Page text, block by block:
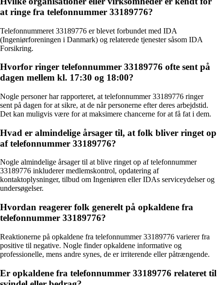
at ringe fra telefonnummer 33189776?
Telefonnummeret 33189776 er blevet forbundet med IDA
(Ingeniørforeningen i Danmark) og relaterede tjenester såsom IDA
Forsikring.
Hvorfor ringer telefonnummer 33189776 ofte sent på
dagen mellem kl. 17:30 og 18:00?
Nogle personer har rapporteret, at telefonnummer 33189776 ringer
sent på dagen for at sikre, at de når personerne efter deres arbejdstid.
Det kan muligvis være for at maksimere chancerne for at få fat i dem.
Hvad er almindelige årsager til, at folk bliver ringet op
af telefonnummer 33189776?
Nogle almindelige årsager til at blive ringet op af telefonnummer
33189776 inkluderer medlemskontrol, opdatering af
kontaktoplysninger, tilbud om Ingeniøren eller IDAs serviceydelser og
undersøgelser.
Hvordan reagerer folk generelt på opkaldene fra
telefonnummer 33189776?
Reaktionerne på opkaldene fra telefonnummer 33189776 varierer fra
positive til negative. Nogle finder opkaldene informative og
professionelle, mens andre synes, de er irriterende eller påtrængende.
Er opkaldene fra telefonnummer 33189776 relateret til